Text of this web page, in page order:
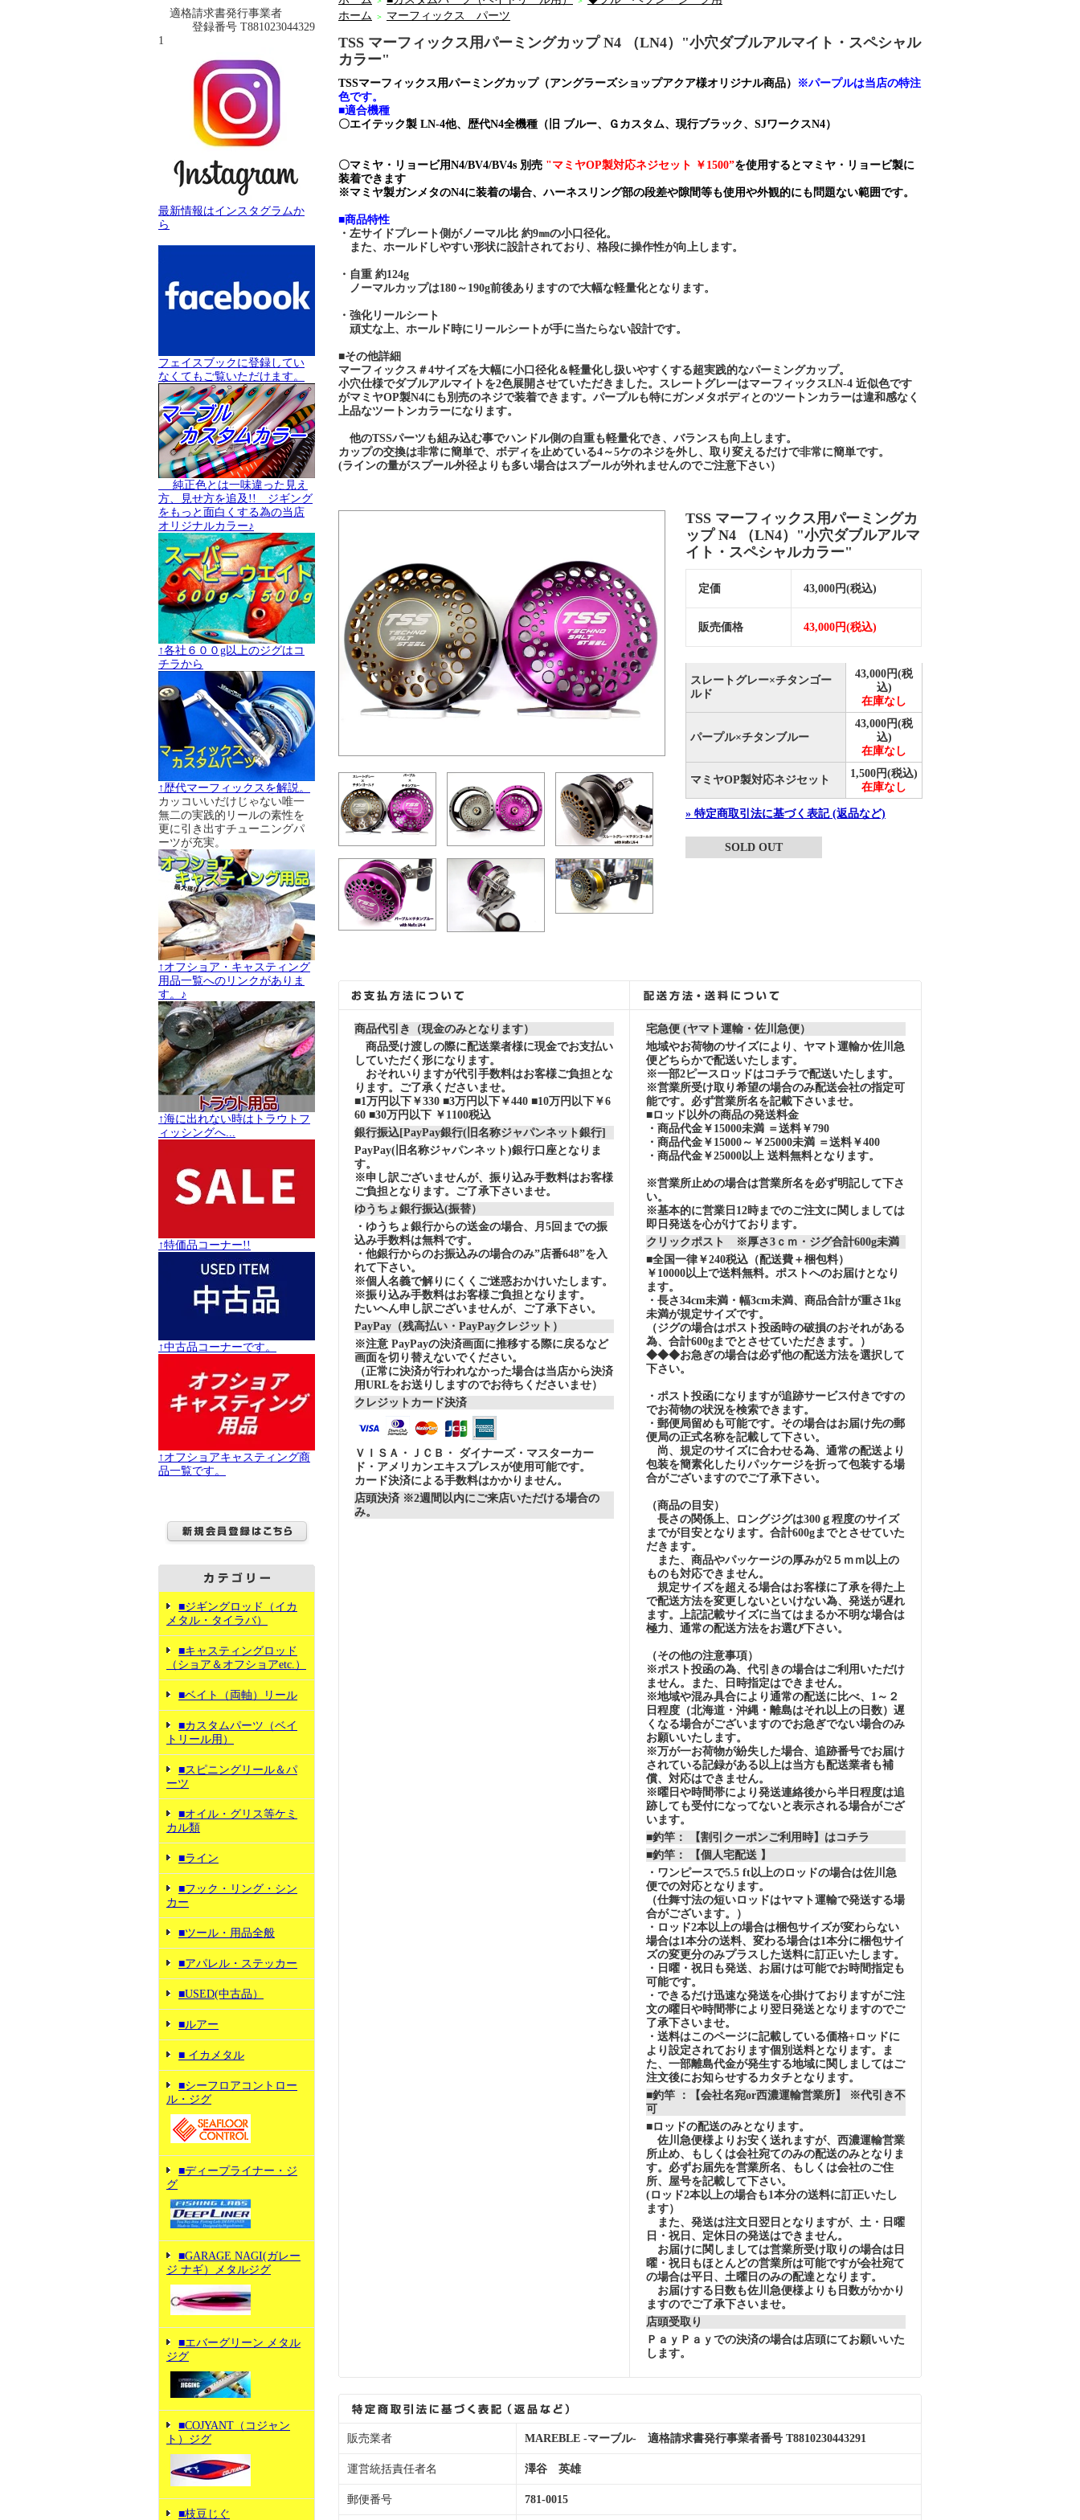
適格請求書発行事業者
登録番号 T881023044329
1
最新情報はインスタグラムか
ら
フェイスブックに登録してい
なくてもご覧いただけます。
純正色とは一味違った見え
方、見せ方を追及!! ジギング
をもっと面白くする為の当店
オリジナルカラー♪
↑各社６００g以上のジグはコ
チラから
↑歴代マーフィックスを解説。
カッコいいだけじゃない唯一
無二の実践的リールの素性を
更に引き出すチューニングパ
ーツが充実。
↑オフショア・キャスティング
用品一覧へのリンクがありま
す。♪
↑海に出れない時はトラウトフ
ィッシングへ...
↑特価品コーナー!!
↑中古品コーナーです。
↑オフショアキャスティング商
品一覧です。
■ジギングロッド（イカ
メタル・タイラバ）
■キャスティングロッド
（ショア＆オフショアetc.）
■ベイト（両軸）リール
■カスタムパーツ（ベイ
トリール用）
■スピニングリール＆パ
ーツ
■オイル・グリス等ケミ
カル類
■ライン
■フック・リング・シン
カー
■ツール・用品全般
■アパレル・ステッカー
■USED(中古品）
■ルアー
■ イカメタル
■シーフロアコントロー
ル・ジグ
■ディープライナー・ジ
グ
■GARAGE NAGI(ガレー
ジ ナギ）メタルジグ
■エバーグリーン メタル
ジグ
■COJYANT（コジャン
ト）ジグ
■枝豆じぐ
ホーム
＞ マーフィックス パーツ
TSS マーフィックス用パーミングカップ N4 （LN4）"小穴ダブルアルマイト・スペシャル
カラー"
TSSマーフィックス用パーミングカップ（アングラーズショップアクア様オリジナル商品）
※パープルは当店の特注
色です。
■適合機種
〇エイテック製 LN-4他、歴代N4全機種（旧 ブルー、Ｇカスタム、現行ブラック、SJワークスN4）
〇マミヤ・リョービ用N4/BV4/BV4s 別売 "マミヤOP製対応ネジセット ￥1500”を使用するとマミヤ・リョービ製に
装着できます
※マミヤ製ガンメタのN4に装着の場合、ハーネスリング部の段差や隙間等も使用や外観的にも問題ない範囲です。
■商品特性
・左サイドプレート側がノーマル比 約9㎜の小口径化。
また、ホールドしやすい形状に設計されており、格段に操作性が向上します。
・自重 約124g
ノーマルカップは180～190g前後ありますので大幅な軽量化となります。
・強化リールシート
頑丈な上、ホールド時にリールシートが手に当たらない設計です。
■その他詳細
マーフィックス＃4サイズを大幅に小口径化＆軽量化し扱いやすくする超実践的なパーミングカップ。
小穴仕様でダブルアルマイトを2色展開させていただきました。スレートグレーはマーフィックスLN-4 近似色です
がマミヤOP製N4にも別売のネジで装着できます。パープルも特にガンメタボディとのツートンカラーは違和感なく
上品なツートンカラーになります。
他のTSSパーツも組み込む事でハンドル側の自重も軽量化でき、バランスも向上します。
カップの交換は非常に簡単で、ボディを止めている4～5ケのネジを外し、取り変えるだけで非常に簡単です。
(ラインの量がスプール外径よりも多い場合はスプールが外れませんのでご注意下さい）
TSS マーフィックス用パーミングカ
ップ N4 （LN4）"小穴ダブルアルマ
イト・スペシャルカラー"
定価 43,000円(税込)
販売価格 43,000円(税込)
スレートグレー×チタンゴー
ルド
43,000円(税
込)
在庫なし
パープル×チタンブルー
43,000円(税
込)
在庫なし
マミヤOP製対応ネジセット
1,500円(税込)
在庫なし
» 特定商取引法に基づく表記 (返品など)
SOLD OUT
商品代引き（現金のみとなります）
商品受け渡しの際に配送業者様に現金でお支払い
していただく形になります。
おそれいりますが代引手数料はお客様ご負担とな
ります。ご了承くださいませ。
■1万円以下￥330 ■3万円以下￥440 ■10万円以下￥6
60 ■30万円以下 ￥1100税込
銀行振込[PayPay銀行(旧名称ジャパンネット銀行]
PayPay(旧名称ジャパンネット)銀行口座となりま
す。
※申し訳ございませんが、振り込み手数料はお客様
ご負担となります。ご了承下さいませ。
ゆうちょ銀行振込(振替）
・ゆうちょ銀行からの送金の場合、月5回までの振
込み手数料は無料です。
・他銀行からのお振込みの場合のみ”店番648”を入
れて下さい。
※個人名義で解りにくくご迷惑おかけいたします。
※振り込み手数料はお客様ご負担となります。
たいへん申し訳ございませんが、ご了承下さい。
PayPay（残高払い・PayPayクレジット）
※注意 PayPayの決済画面に推移する際に戻るなど
画面を切り替えないでください。
（正常に決済が行われなかった場合は当店から決済
用URLをお送りしますのでお待ちくださいませ）
クレジットカード決済
ＶＩＳＡ・ＪＣＢ・ ダイナーズ・マスターカー
ド・アメリカンエキスプレスが使用可能です。
カード決済による手数料はかかりません。
店頭決済 ※2週間以内にご来店いただける場合の
み。
宅急便 (ヤマト運輸・佐川急便）
地域やお荷物のサイズにより、ヤマト運輸か佐川急
便どちらかで配送いたします。
※一部2ピースロッドはコチラで配送いたします。
※営業所受け取り希望の場合のみ配送会社の指定可
能です。必ず営業所名を記載下さいませ。
■ロッド以外の商品の発送料金
・商品代金￥15000未満 ＝送料￥790
・商品代金￥15000～￥25000未満 ＝送料￥400
・商品代金￥25000以上 送料無料となります。
※営業所止めの場合は営業所名を必ず明記して下さ
い。
※基本的に営業日12時までのご注文に関しましては
即日発送を心がけております。
クリックポスト ※厚さ3ｃｍ・ジグ合計600g未満
■全国一律￥240税込（配送費＋梱包料）
￥10000以上で送料無料。ポストへのお届けとなり
ます。
・長さ34cm未満・幅3cm未満、商品合計が重さ1kg
未満が規定サイズです。
（ジグの場合はポスト投函時の破損のおそれがある
為、合計600gまでとさせていただきます。）
◆◆◆お急ぎの場合は必ず他の配送方法を選択して
下さい。
・ポスト投函になりますが追跡サービス付きですの
でお荷物の状況を検索できます。
・郵便局留めも可能です。その場合はお届け先の郵
便局の正式名称を記載して下さい。
尚、規定のサイズに合わせる為、通常の配送より
包装を簡素化したりパッケージを折って包装する場
合がございますのでご了承下さい。
（商品の目安）
長さの関係上、ロングジグは300ｇ程度のサイズ
までが目安となります。合計600gまでとさせていた
だきます。
また、商品やパッケージの厚みが2５ｍｍ以上の
ものも対応できません。
規定サイズを超える場合はお客様に了承を得た上
で配送方法を変更しないといけない為、発送が遅れ
ます。上記記載サイズに当てはまるか不明な場合は
極力、通常の配送方法をお選び下さい。
（その他の注意事項）
※ポスト投函の為、代引きの場合はご利用いただけ
ません。また、日時指定はできません。
※地域や混み具合により通常の配送に比べ、1～２
日程度（北海道・沖縄・離島はそれ以上の日数）遅
くなる場合がございますのでお急ぎでない場合のみ
お願いいたします。
※万が一お荷物が紛失した場合、追跡番号でお届け
されている記録がある以上は当方も配送業者も補
償、対応はできません。
※曜日や時間帯により発送連絡後から半日程度は追
跡しても受付になってないと表示される場合がござ
います。
■釣竿： 【割引クーポンご利用時】はコチラ
■釣竿： 【個人宅配送 】
・ワンピースで5.5 ft以上のロッドの場合は佐川急
便での対応となります。
（仕舞寸法の短いロッドはヤマト運輸で発送する場
合がございます。）
・ロッド2本以上の場合は梱包サイズが変わらない
場合は1本分の送料、変わる場合は1本分に梱包サイ
ズの変更分のみプラスした送料に訂正いたします。
・日曜・祝日も発送、お届けは可能でお時間指定も
可能です。
・できるだけ迅速な発送を心掛けておりますがご注
文の曜日や時間帯により翌日発送となりますのでご
了承下さいませ。
・送料はこのページに記載している価格+ロッドに
より設定されております個別送料となります。ま
た、一部離島代金が発生する地域に関しましてはご
注文後にお知らせするカタチとなります。
■釣竿 ：【会社名宛or西濃運輸営業所】 ※代引き不
可
■ロッドの配送のみとなります。
佐川急便様よりお安く送れますが、西濃運輸営業
所止め、もしくは会社宛てのみの配送のみとなりま
す。必ずお届先を営業所名、もしくは会社のご住
所、屋号を記載して下さい。
(ロッド2本以上の場合も1本分の送料に訂正いたし
ます）
また、発送は注文日翌日となりますが、土・日曜
日・祝日、定休日の発送はできません。
お届けに関しましては営業所受け取りの場合は日
曜・祝日もほとんどの営業所は可能ですが会社宛て
の場合は平日、土曜日のみの配達となります。
お届けする日数も佐川急便様よりも日数がかかり
ますのでご了承下さいませ。
店頭受取り
ＰａｙＰａｙでの決済の場合は店頭にてお願いいた
します。
販売業者 MAREBLE -マーブル- 適格請求書発行事業者番号 T8810230443291
運営統括責任者名 澤谷 英雄
郵便番号 781-0015